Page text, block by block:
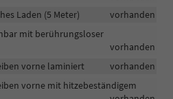
Laden (5 Meter)
vorhanden
mit berührungsloser
vorhanden
vorne laminiert
vorhanden
vorne mit hitzebeständigem